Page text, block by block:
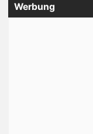
Werbung